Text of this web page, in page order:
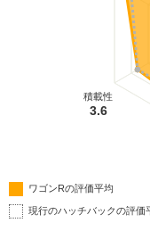
積載性
3.6
ワゴンRの評価平均
現行のハッチバックの評価